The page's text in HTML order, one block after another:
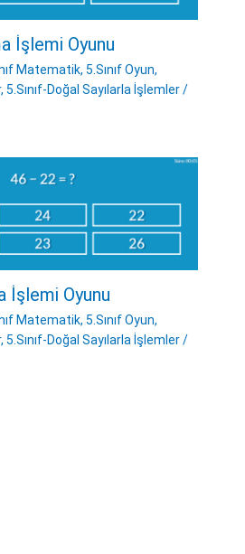
İşlemi Oyunu
Matematik, 5.Sınıf Oyun,
, 5.Sınıf-Doğal Sayılarla İşlemler/
İşlemi Oyunu
Matematik, 5.Sınıf Oyun,
, 5.Sınıf-Doğal Sayılarla İşlemler/